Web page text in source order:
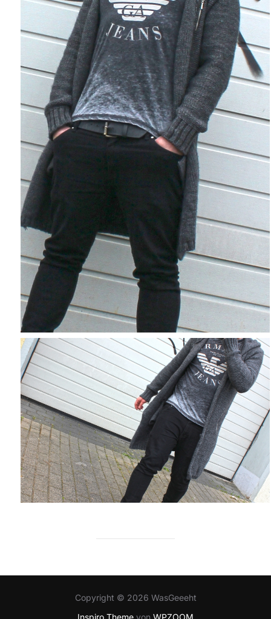
Copyright © 2026 WasGeeeht
Inspiro Theme von WPZOOM